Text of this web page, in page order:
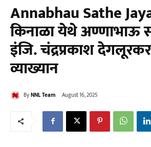
Annabhau Sathe
किनाळा येथे अण्णाभाऊ
इंजि. चंद्रप्रकाश
व्याख्यान
ByNNL Team August 16, 2025